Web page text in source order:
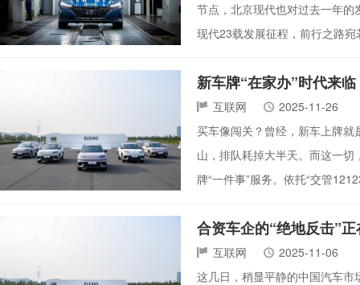
节点，北京现代也对过去一年
现代23载发展征程，前行之路
新车牌“在家办”时代来
互联网
2025-11-26
买车像闯关？曾经，新车上牌
山，排队耗掉大半天。而这一
牌“一件事”服务。依托“交管
合资车企的“绝地反击”
互联网
2025-11-06
这几日，稍显平静的中国汽车